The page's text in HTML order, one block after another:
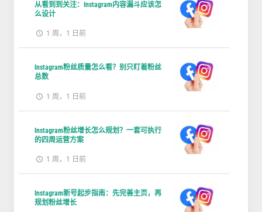
从看到到关注：Instagram内容漏斗应该怎
么设计
1 周，1 日前
Instagram粉丝质量怎么看？别只盯着粉丝
总数
1 周，1 日前
Instagram粉丝增长怎么规划？一套可执行
的四周运营方案
1 周，1 日前
Instagram新号起步指南：先完善主页，再
规划粉丝增长